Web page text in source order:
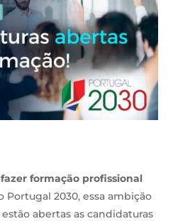
fazer formação profissional
Portugal 2030, essa ambição
abertas as candidaturas